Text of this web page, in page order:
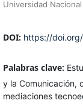
Universidad
DOI: https://
Palabras clave:
y la Comunicación,
mediaciones